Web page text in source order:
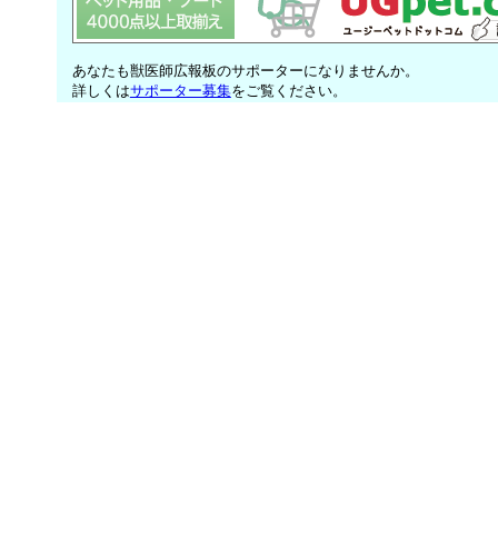
あなたも獣医師広報板のサポーターになりませんか。
詳しくはサポーター募集をご覧ください。